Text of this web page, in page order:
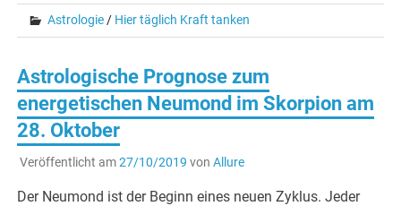
Astrologie/ Hier täglich Kraft tanken
Astrologische Prognose zum
energetischen Neumond im Skorpion am
28. Oktober
Veröffentlicht am27/10/2019 von Allure
Der Neumond ist der Beginn eines neuen Zyklus. Jeder